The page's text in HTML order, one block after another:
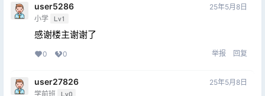
user5286
小学 Lv1
25年5月8日
感谢楼主谢谢了
0 0 举报 回复
user27826
学前班 Lv0
25年5月8日